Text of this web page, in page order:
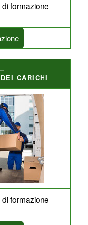
formazione
CARICHI
formazione